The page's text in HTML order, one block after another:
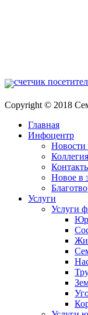
Copyright © 2018
Главная
Инфоцентр
Новости
Новое в
Услуги
Услуги